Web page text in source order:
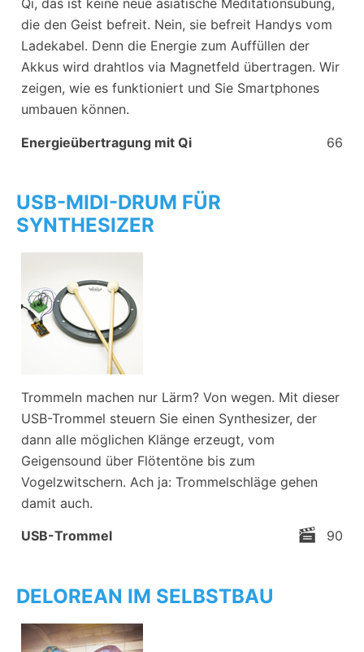
Qi, das ist keine neue asiatische Meditationsübung,
die den Geist befreit. Nein, sie befreit Handys vom
Ladekabel. Denn die Energie zum Auffüllen der
Akkus wird drahtlos via Magnetfeld übertragen. Wir
zeigen, wie es funktioniert und Sie Smartphones
umbauen können.
66
Energieübertragung mit Qi
USB-MIDI-DRUM FÜR
SYNTHESIZER
Trommeln machen nur Lärm? Von wegen. Mit dieser
USB-Trommel steuern Sie einen Synthesizer, der
dann alle möglichen Klänge erzeugt, vom
Geigensound über Flötentöne bis zum
Vogelzwitschern. Ach ja: Trommelschläge gehen
damit auch.
90
USB-Trommel
DELOREAN IM SELBSTBAU